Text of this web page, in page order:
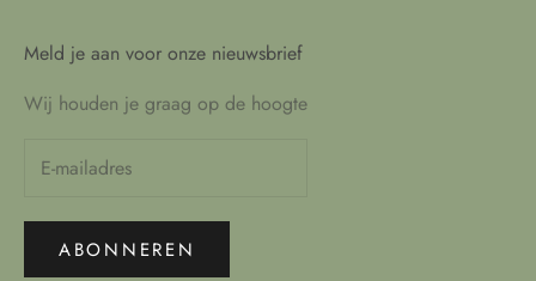
Meld je aan voor onze nieuwsbrief
Wij houden je graag op de hoogte
ABONNEREN